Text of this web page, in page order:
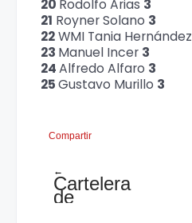
20 Rodolfo Arias 3
21 Royner Solano 3
22WMI Tania Hernández
23 Manuel Incer 3
24Alfredo Alfaro 3
25Gustavo Murillo 3
Compartir
←
Cartelera
de